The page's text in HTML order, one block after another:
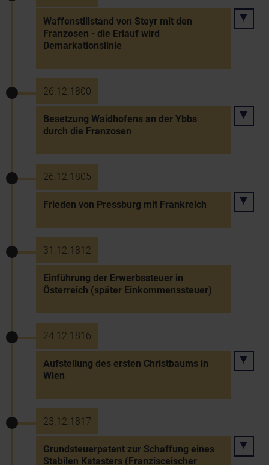
Waffenstillstand von Steyr mit den
Franzosen - die Erlauf wird
Demarkationslinie
26.12.1800
Besetzung Waidhofens an der Ybbs
durch die Franzosen
26.12.1805
Frieden von Pressburg mit Frankreich
31.12.1812
Einführung der Erwerbssteuer in
Österreich (später Einkommenssteuer)
24.12.1816
Aufstellung des ersten Christbaums in
Wien
23.12.1817
Grundsteuerpatent zur Schaffung eines
Stabilen Katasters (Franzisceischer